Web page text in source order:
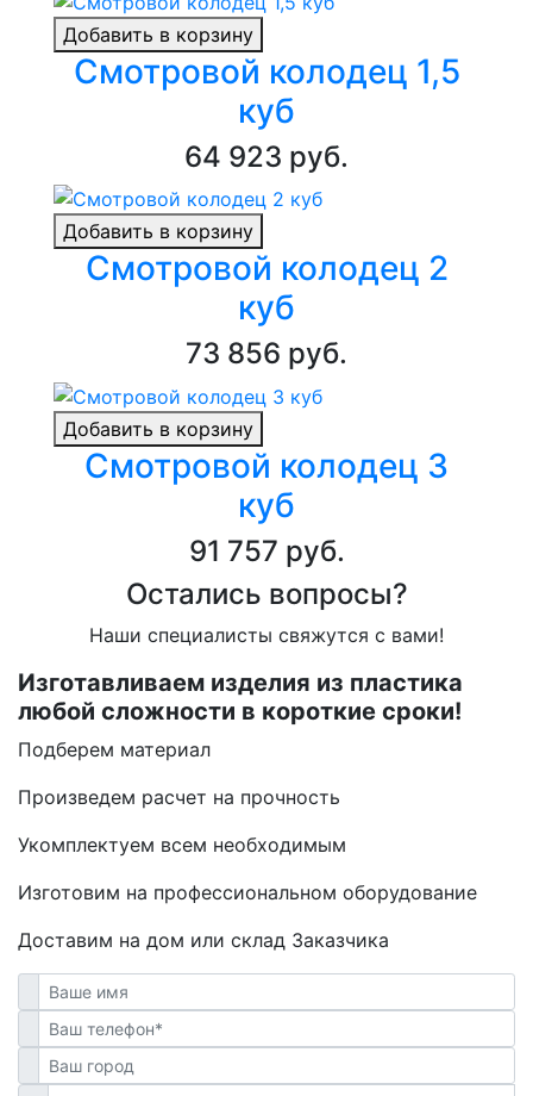
Добавить в корзину
Смотровой колодец 1,5
куб
64 923 руб.
Добавить в корзину
Смотровой колодец 2
куб
73 856 руб.
Добавить в корзину
Смотровой колодец 3
куб
91 757 руб.
Остались вопросы?
Наши специалисты свяжутся с вами!
Изготавливаем изделия из пластика
любой сложности в короткие сроки!
Подберем материал
Произведем расчет на прочность
Укомплектуем всем необходимым
Изготовим на профессиональном оборудование
Доставим на дом или склад Заказчика